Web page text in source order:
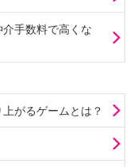
手数料で高くな
がるゲームとは？